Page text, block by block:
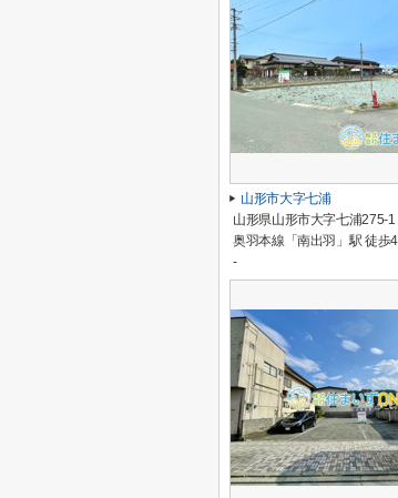
山形市大字七浦
山形県山形市大字七浦275-1
奥羽本線「南出羽」駅 徒歩
-